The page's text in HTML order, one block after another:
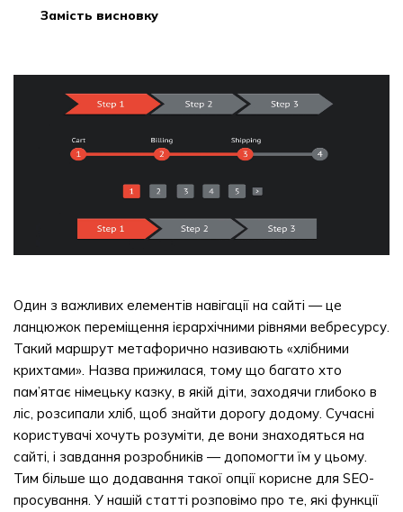
замість висновку
Один з важливих елементів навігації на сайті — це
ланцюжок переміщення ієрархічними рівнями вебресурсу.
Такий маршрут метафорично називають «хлібними
крихтами». Назва прижилася, тому що багато хто
пам’ятає німецьку казку, в якій діти, заходячи глибоко в
ліс, розсипали хліб, щоб знайти дорогу додому. Сучасні
користувачі хочуть розуміти, де вони знаходяться на
сайті, і завдання розробників — допомогти їм у цьому.
Тим більше що додавання такої опції корисне для SEO-
просування. У нашій статті розповімо про те, які функції